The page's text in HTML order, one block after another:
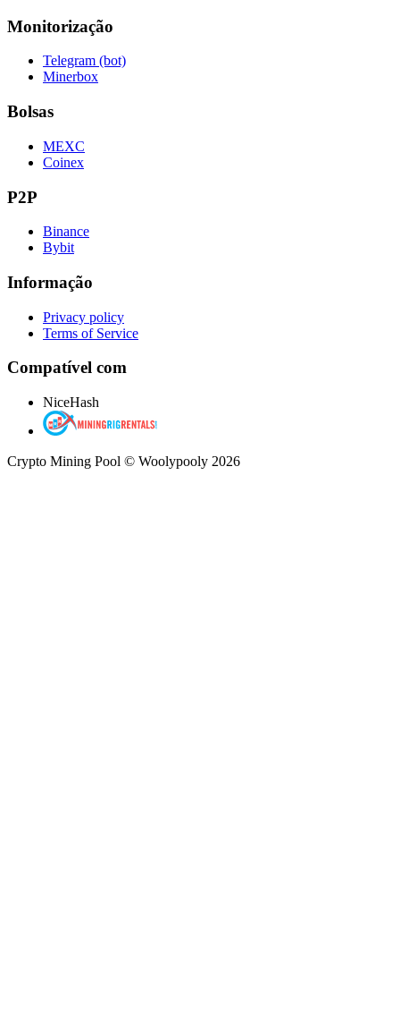
Monitorização
Telegram (bot)
Minerbox
Bolsas
MEXC
Coinex
P2P
Binance
Bybit
Informação
Privacy policy
Terms of Service
Compatível com
NiceHash
Crypto Mining Pool © Woolypooly 2026